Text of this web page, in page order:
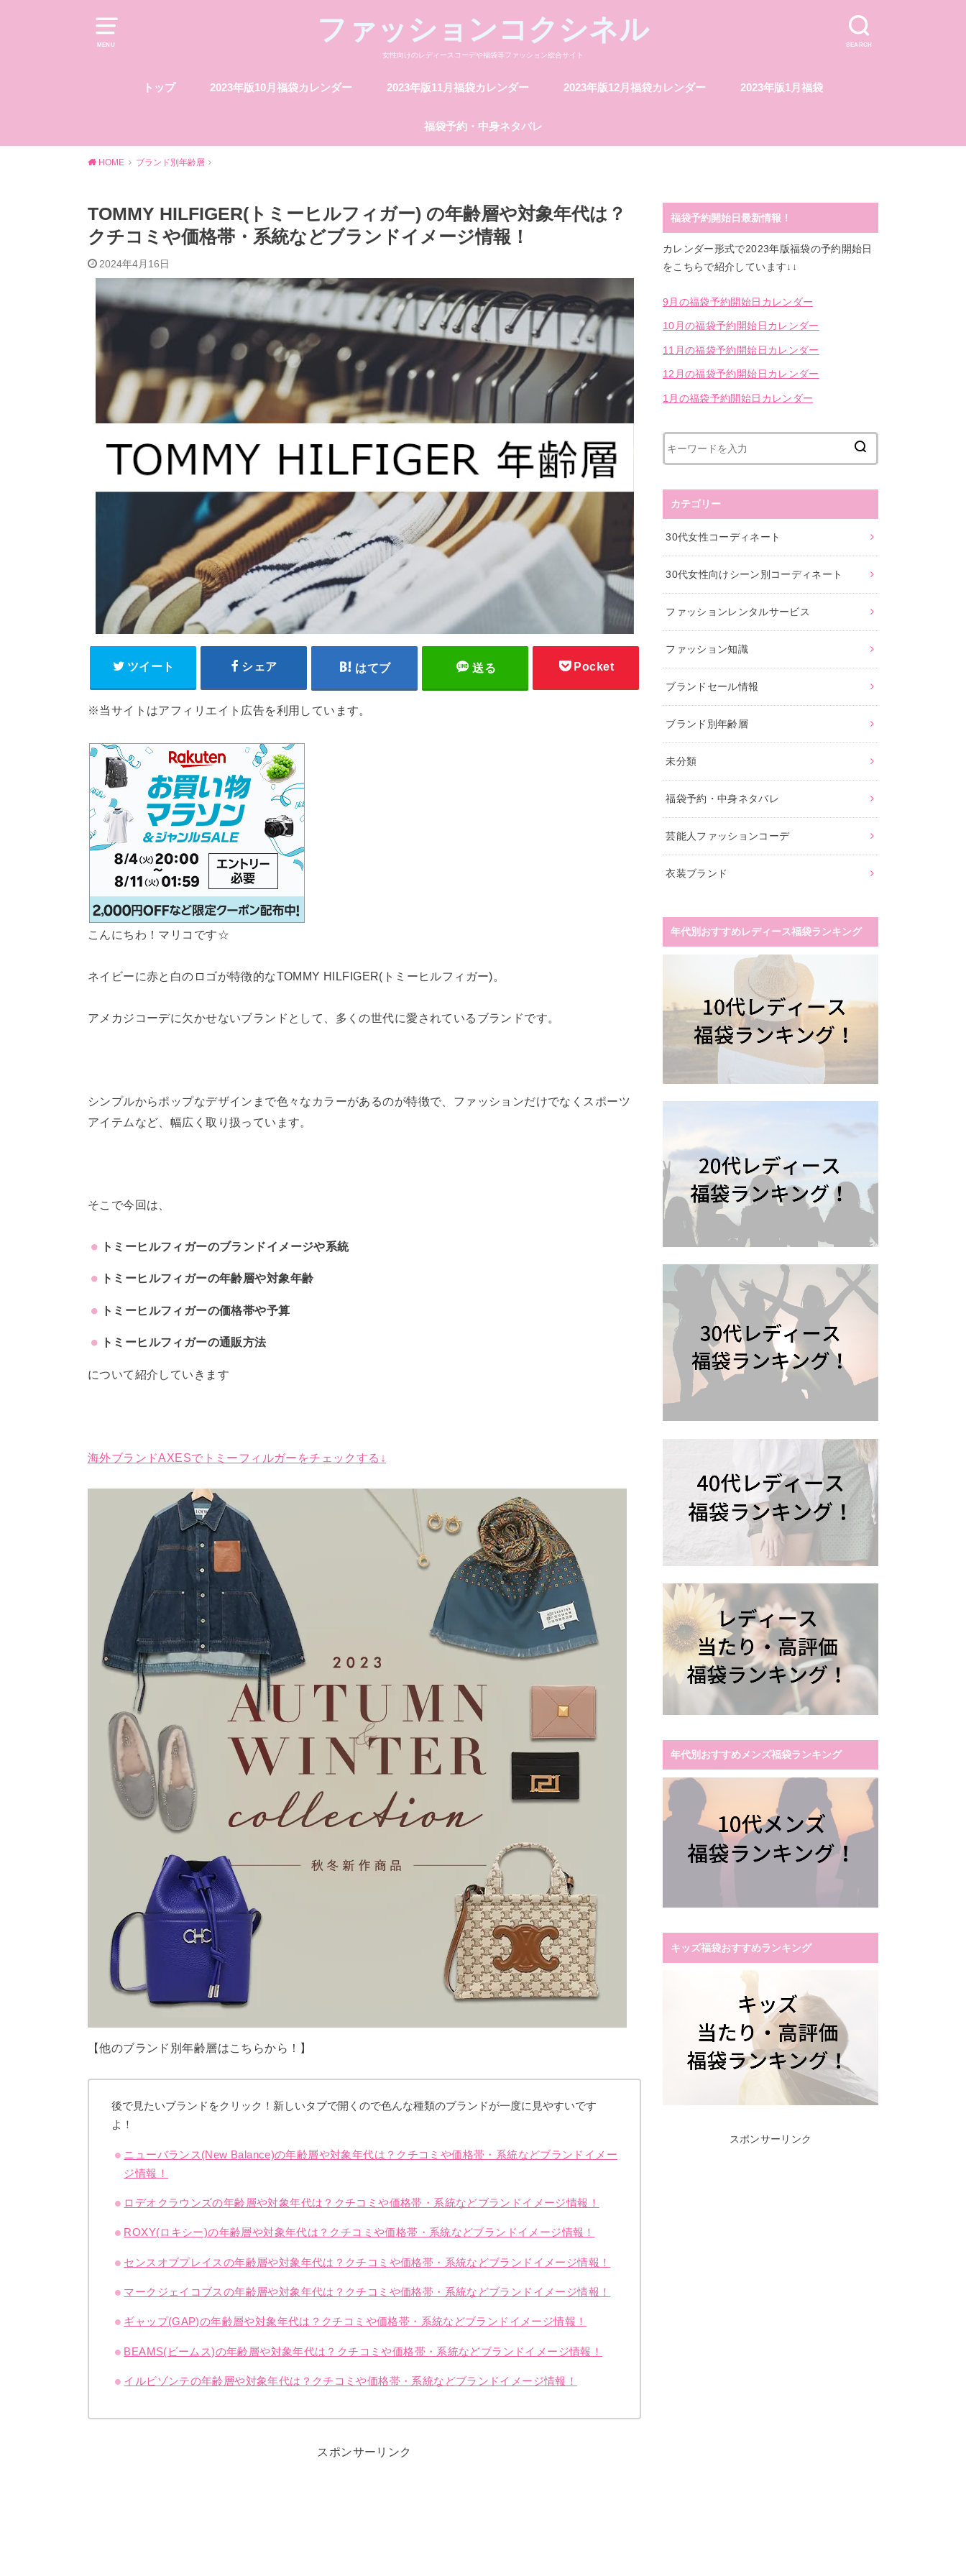
MENU SEARCH
ファッションコクシネル
女性向けのレディースコーデや福袋等ファッション総合サイト
トップ 2023年版10月福袋カレンダー 2023年版11月福袋カレンダー 2023年版12月福袋カレンダー 2023年版1月福袋
福袋予約・中身ネタバレ
HOME ブランド別年齢層
TOMMY HILFIGER(トミーヒルフィガー) の年齢層や対象年代は？
クチコミや価格帯・系統などブランドイメージ情報！
2024年4月16日
ツイート シェア はてブ 送る Pocket
※当サイトはアフィリエイト広告を利用しています。
こんにちわ！マリコです☆
ネイビーに赤と白のロゴが特徴的なTOMMY HILFIGER(トミーヒルフィガー)。
アメカジコーデに欠かせないブランドとして、多くの世代に愛されているブランドです。
シンプルからポップなデザインまで色々なカラーがあるのが特徴で、ファッションだけでなくスポーツ
アイテムなど、幅広く取り扱っています。
そこで今回は、
トミーヒルフィガーのブランドイメージや系統
トミーヒルフィガーの年齢層や対象年齢
トミーヒルフィガーの価格帯や予算
トミーヒルフィガーの通販方法
について紹介していきます
海外ブランドAXESでトミーフィルガーをチェックする↓
【他のブランド別年齢層はこちらから！】
後で見たいブランドをクリック！新しいタブで開くので色んな種類のブランドが一度に見やすいです
よ！
ニューバランス(New Balance)の年齢層や対象年代は？クチコミや価格帯・系統などブランドイメー
ジ情報！
ロデオクラウンズの年齢層や対象年代は？クチコミや価格帯・系統などブランドイメージ情報！
ROXY(ロキシー)の年齢層や対象年代は？クチコミや価格帯・系統などブランドイメージ情報！
センスオブプレイスの年齢層や対象年代は？クチコミや価格帯・系統などブランドイメージ情報！
マークジェイコブスの年齢層や対象年代は？クチコミや価格帯・系統などブランドイメージ情報！
ギャップ(GAP)の年齢層や対象年代は？クチコミや価格帯・系統などブランドイメージ情報！
BEAMS(ビームス)の年齢層や対象年代は？クチコミや価格帯・系統などブランドイメージ情報！
イルビゾンテの年齢層や対象年代は？クチコミや価格帯・系統などブランドイメージ情報！
スポンサーリンク
福袋予約開始日最新情報！
カレンダー形式で2023年版福袋の予約開始日
をこちらで紹介しています↓↓
9月の福袋予約開始日カレンダー
10月の福袋予約開始日カレンダー
11月の福袋予約開始日カレンダー
12月の福袋予約開始日カレンダー
1月の福袋予約開始日カレンダー
カテゴリー
30代女性コーディネート
30代女性向けシーン別コーディネート
ファッションレンタルサービス
ファッション知識
ブランドセール情報
ブランド別年齢層
未分類
福袋予約・中身ネタバレ
芸能人ファッションコーデ
衣装ブランド
年代別おすすめレディース福袋ランキング
年代別おすすめメンズ福袋ランキング
キッズ福袋おすすめランキング
スポンサーリンク